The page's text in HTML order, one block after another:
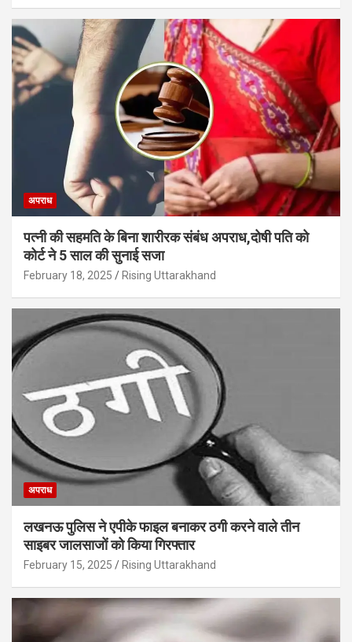
अपराध
पत्नी की सहमति के बिना शारीरक संबंध अपराध,दोषी पति को
कोर्ट ने 5 साल की सुनाई सजा
February 18, 2025 Rising Uttarakhand
अपराध
लखनऊ पुलिस ने एपीके फाइल बनाकर ठगी करने वाले तीन
साइबर जालसाजों को किया गिरफ्तार
February 15, 2025 Rising Uttarakhand